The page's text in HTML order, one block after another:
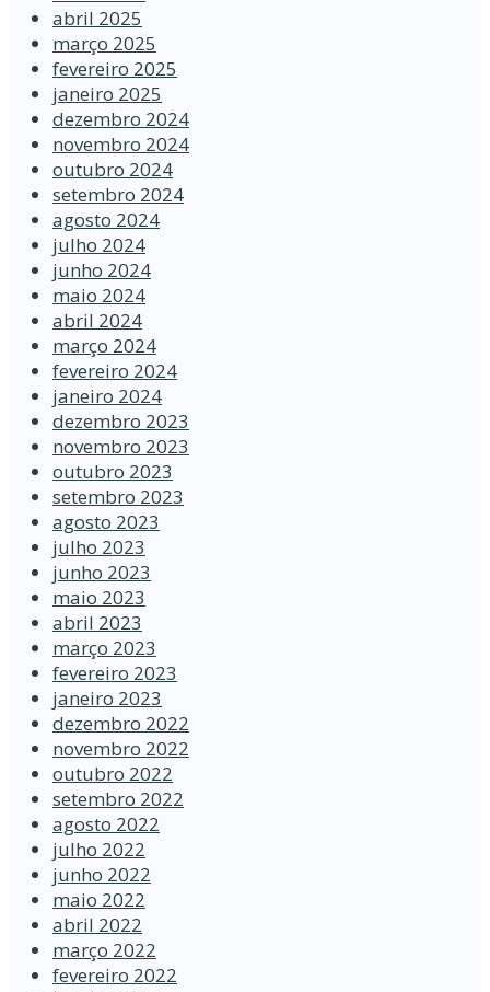
abril 2025
março 2025
fevereiro 2025
janeiro 2025
dezembro 2024
novembro 2024
outubro 2024
setembro 2024
agosto 2024
julho 2024
junho 2024
maio 2024
abril 2024
março 2024
fevereiro 2024
janeiro 2024
dezembro 2023
novembro 2023
outubro 2023
setembro 2023
agosto 2023
julho 2023
junho 2023
maio 2023
abril 2023
março 2023
fevereiro 2023
janeiro 2023
dezembro 2022
novembro 2022
outubro 2022
setembro 2022
agosto 2022
julho 2022
junho 2022
maio 2022
abril 2022
março 2022
fevereiro 2022